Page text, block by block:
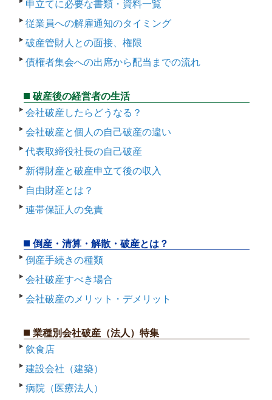
申立てに必要な書類・資料一覧
従業員への解雇通知のタイミング
破産管財人との面接、権限
債権者集会への出席から配当までの流れ
破産後の経営者の生活
会社破産したらどうなる？
会社破産と個人の自己破産の違い
代表取締役社長の自己破産
新得財産と破産申立て後の収入
自由財産とは？
連帯保証人の免責
倒産・清算・解散・破産とは？
倒産手続きの種類
会社破産すべき場合
会社破産のメリット・デメリット
業種別会社破産（法人）特集
飲食店
建設会社（建築）
病院（医療法人）